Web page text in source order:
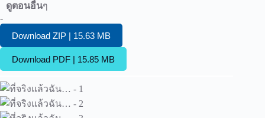
ดูตอนอื่นๆ
-
Download ZIP | 15.63 MB
Download PDF | 15.85 MB